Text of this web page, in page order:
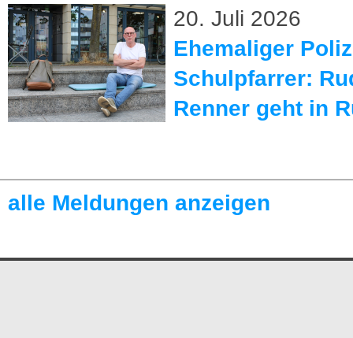
20. Juli 2026
Ehemaliger
Schulpfarrer:
Renner geht in
alle Meldungen anzeigen